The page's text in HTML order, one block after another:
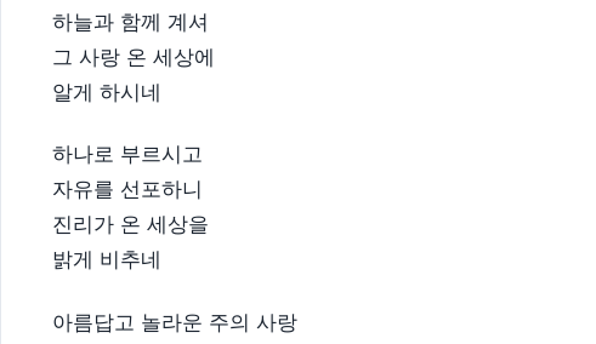
하늘과 함께 계셔
그 사랑 온 세상에
알게 하시네
하나로 부르시고
자유를 선포하니
진리가 온 세상을
밝게 비추네
아름답고 놀라운 주의 사랑